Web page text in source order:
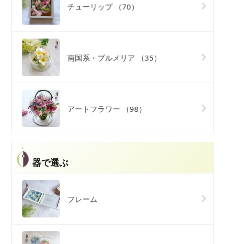
チューリップ （70）
南国系・プルメリア （35）
アートフラワー （98）
器で選ぶ
フレーム